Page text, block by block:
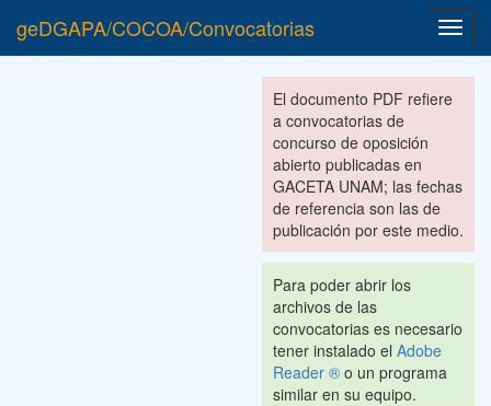
geDGAPA/COCOA/Convocatorias
El documento PDF refiere
a convocatorias de
concurso de oposición
abierto publicadas en
GACETA UNAM; las fechas
de referencia son las de
publicación por este medio.
Para poder abrir los
archivos de las
convocatorias es necesario
tener instalado el Adobe
Reader ® o un programa
similar en su equipo.